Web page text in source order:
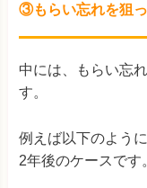
③もらい忘れを狙
中には、もらい忘
す。
例えば以下のよう
2年後のケースです